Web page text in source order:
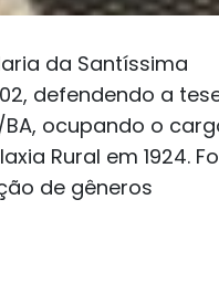
da Santíssima
defendendo a
ocupando o
Rural em 1924.
de gêneros